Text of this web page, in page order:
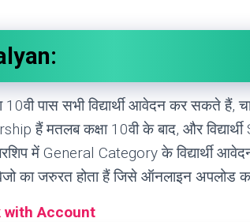
10वी पास सभी विद्यार्थी आवेदन कर सकते हैं,
हैं मतलब कक्षा 10वी के बाद, और विद्यार्थी
में General Category के विद्यार्थी
का जरुरत होता हैं जिसे ऑनलाइन अपलोड
with Account